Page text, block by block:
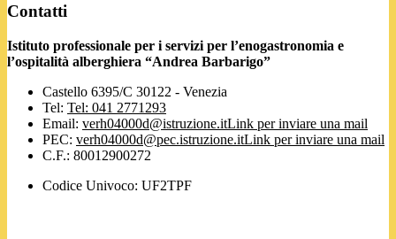
Contatti
Istituto professionale per i servizi per l’enogastronomia e
l’ospitalità alberghiera “Andrea Barbarigo”
Castello 6395/C 30122 - Venezia
Tel: Tel: 041 2771293
Email: verh04000d@istruzione.itLink per inviare una mail
PEC: verh04000d@pec.istruzione.itLink per inviare una mail
C.F.: 80012900272
Codice Univoco: UF2TPF